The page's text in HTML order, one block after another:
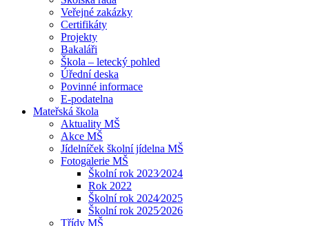
Veřejné zakázky
Certifikáty
Projekty
Bakaláři
Škola – letecký pohled
Úřední deska
Povinné informace
E-podatelna
Mateřská škola
Aktuality MŠ
Akce MŠ
Jídelníček školní jídelna MŠ
Fotogalerie MŠ
Školní rok 2023⁄2024
Rok 2022
Školní rok 2024⁄2025
Školní rok 2025⁄2026
Třídy MŠ